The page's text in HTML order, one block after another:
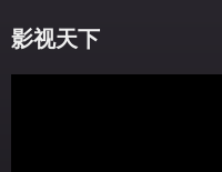
影视天下